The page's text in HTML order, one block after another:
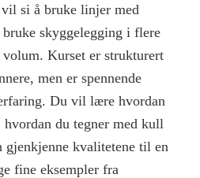
vil si å bruke linjer med
skyggelegging i flere
Kurset er strukturert
men er spennende
Du vil lære hvordan
du tegner med kull
gjenkjenne kvalitetene til en
fine eksempler fra